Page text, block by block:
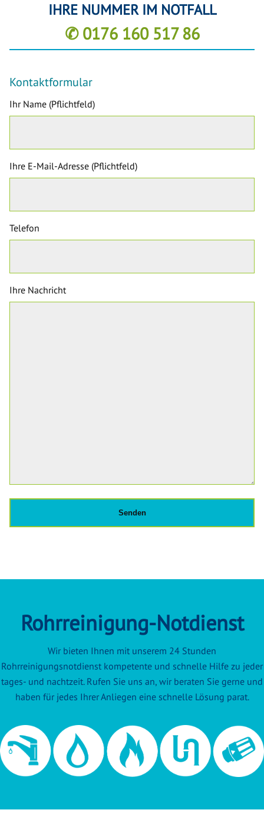
IHRE NUMMER IM NOTFALL
✆ 0176 160 517 86
Kontaktformular
Ihr Name (Pflichtfeld)
Ihre E-Mail-Adresse (Pflichtfeld)
Telefon
Ihre Nachricht
Rohrreinigung-Notdienst
Wir bieten Ihnen mit unserem 24 Stunden
Rohrreinigungsnotdienst kompetente und schnelle Hilfe zu jeder
tages- und nachtzeit. Rufen Sie uns an, wir beraten Sie gerne und
haben für jedes Ihrer Anliegen eine schnelle Lösung parat.